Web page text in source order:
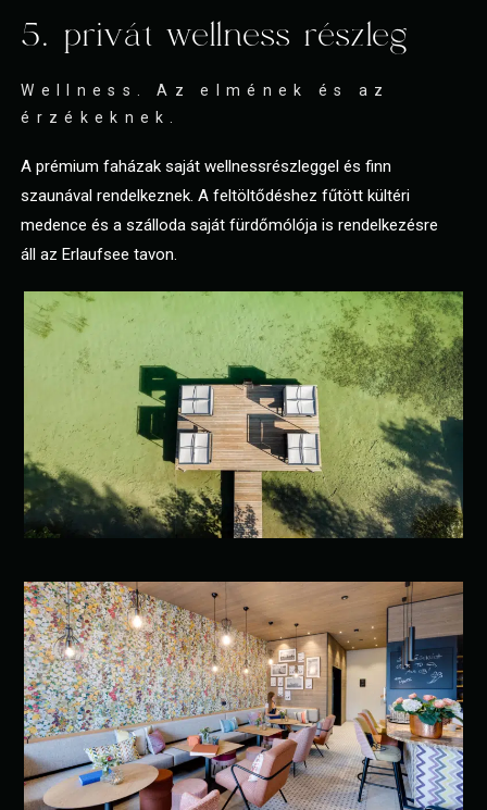
5. privát wellness részleg
Wellness. Az elmének és az
érzékeknek.
A prémium faházak saját wellnessrészleggel és finn
szaunával rendelkeznek. A feltöltődéshez fűtött kültéri
medence és a szálloda saját fürdőmólója is rendelkezésre
áll az Erlaufsee tavon.